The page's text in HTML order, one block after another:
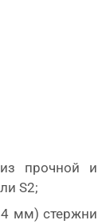
прочной и
S2;
мм) стержни